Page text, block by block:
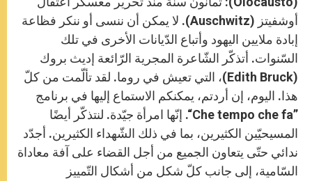
أوشفيتز (Auschwitz). لا يمكن أن ننسى أو ننكر فظاعة
إبادة ملايين اليهود وأتباع الدّيانات الأخرى في تلك
السّنوات. أتذكّر الشّاعرة المجرية الرّائعة إديث بروك
(Edith Bruck)، التي تعيش في روما. لقد تألّمت من كلّ
هذا. اليوم، إن أردتم، يمكنكم الاستماع إليها في برنامج
”Che tempo che fa“. إنّها امرأة جيّدة. لنتذكّر أيضًا
المسيحيّين الكثيرين، بما في ذلك الشّهداء الكثيرين. أجدّد
ندائي حتّى يتعاون الجميع من أجل القضاء على آفة معاداة
السّامية، إلى جانب كلّ شكل من أشكال التّمييز